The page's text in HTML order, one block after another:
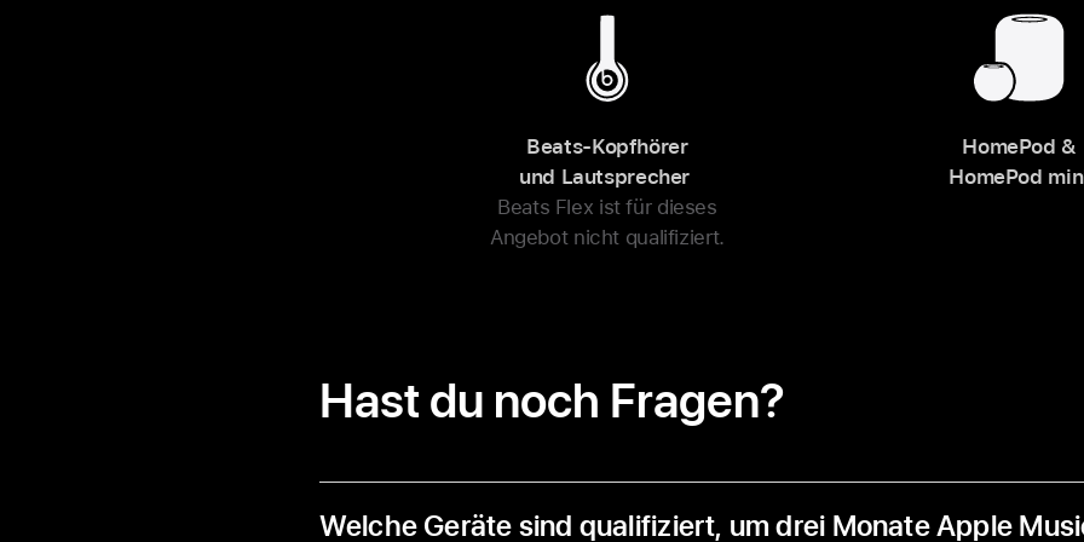
Beats-Kopfhörer
und Lautsprecher
Beats Flex ist für dieses
Angebot nicht qualifiziert.
HomePod &
HomePod
Hast du noch Fragen?
Welche Geräte sind qualifiziert, um drei Monate Apple